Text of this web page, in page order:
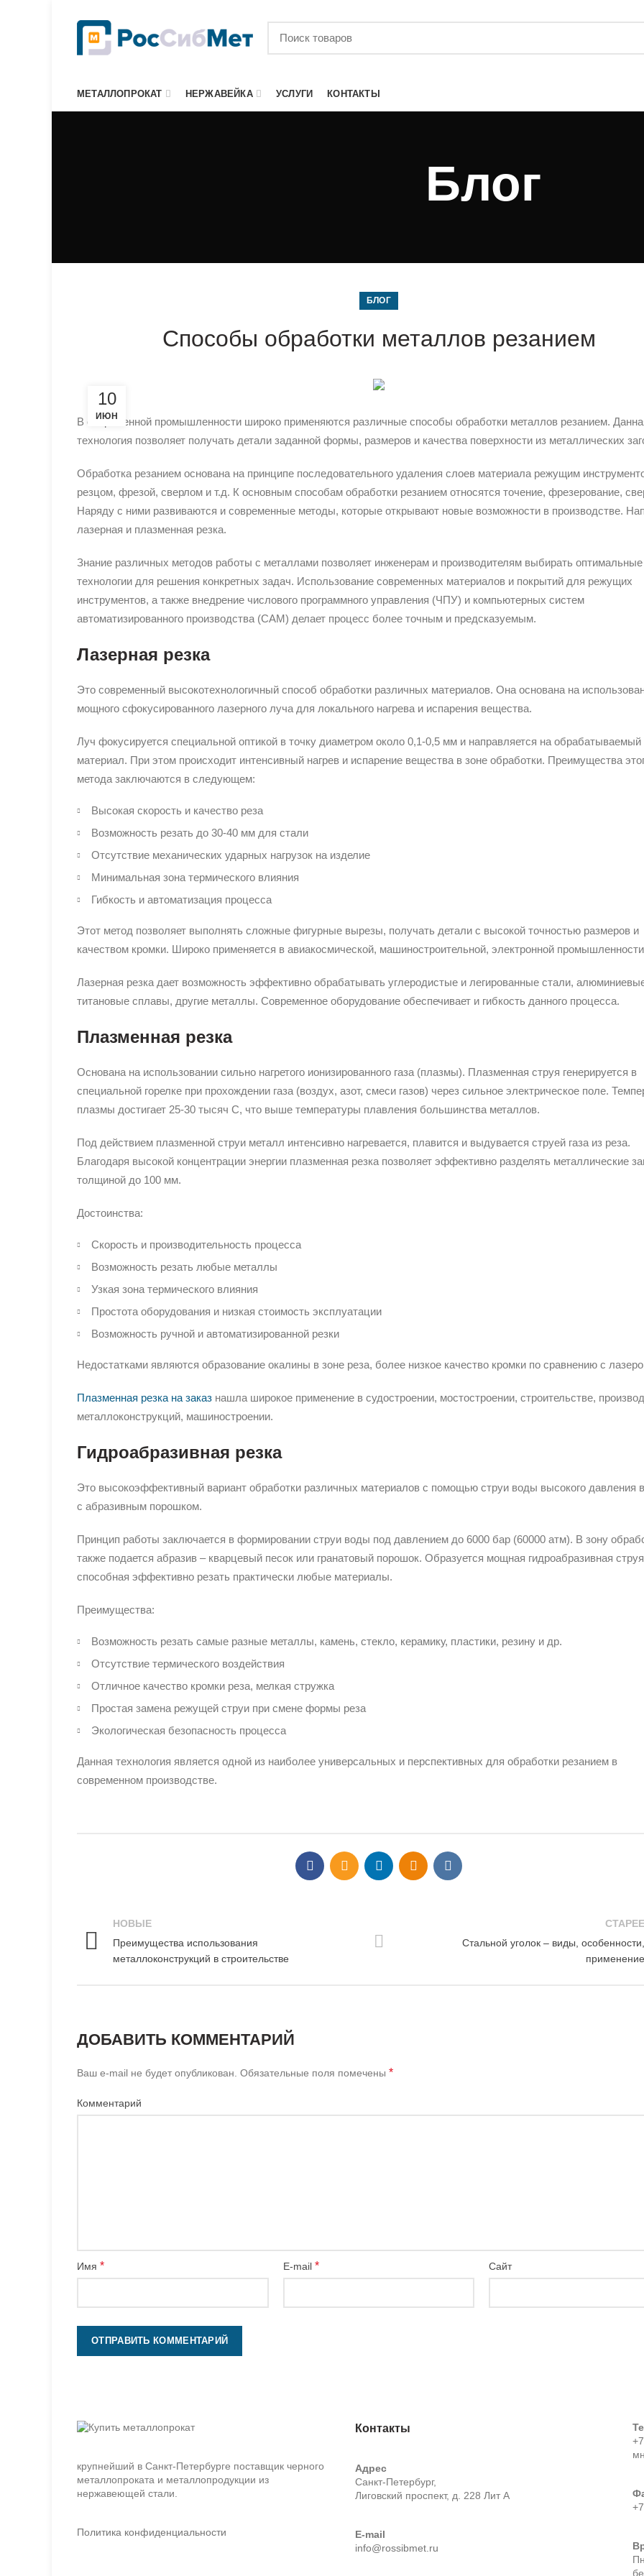
МЕТАЛЛОПРОКАТ НЕРЖАВЕЙКА УСЛУГИ КОНТАКТЫ
Блог
БЛОГ
Способы обработки металлов резанием
10
ИЮН
В современной промышленности широко применяются различные способы обработки металлов резанием.
технология позволяет получать детали заданной формы, размеров и качества поверхности из металлических
Обработка резанием основана на принципе последовательного удаления слоев материала режущим
резцом, фрезой, сверлом и т.д. К основным способам обработки резанием относятся точение, фрезерование,
Наряду с ними развиваются и современные методы, которые открывают новые возможности в производстве.
лазерная и плазменная резка.
Знание различных методов работы с металлами позволяет инженерам и производителям выбирать оптимальные
технологии для решения конкретных задач. Использование современных материалов и покрытий для режущих
инструментов, а также внедрение числового программного управления (ЧПУ) и компьютерных систем
автоматизированного производства (CAM) делает процесс более точным и предсказуемым.
Лазерная резка
Это современный высокотехнологичный способ обработки различных материалов. Она основана на
мощного сфокусированного лазерного луча для локального нагрева и испарения вещества.
Луч фокусируется специальной оптикой в точку диаметром около 0,1-0,5 мм и направляется на обрабатываемый
материал. При этом происходит интенсивный нагрев и испарение вещества в зоне обработки. Преимущества
метода заключаются в следующем:
Высокая скорость и качество реза
Возможность резать до 30-40 мм для стали
Отсутствие механических ударных нагрузок на изделие
Минимальная зона термического влияния
Гибкость и автоматизация процесса
Этот метод позволяет выполнять сложные фигурные вырезы, получать детали с высокой точностью размеров и
качеством кромки. Широко применяется в авиакосмической, машиностроительной, электронной
Лазерная резка дает возможность эффективно обрабатывать углеродистые и легированные стали,
титановые сплавы, другие металлы. Современное оборудование обеспечивает и гибкость данного процесса.
Плазменная резка
Основана на использовании сильно нагретого ионизированного газа (плазмы). Плазменная струя генерируется в
специальной горелке при прохождении газа (воздух, азот, смеси газов) через сильное электрическое поле.
плазмы достигает 25-30 тысяч C, что выше температуры плавления большинства металлов.
Под действием плазменной струи металл интенсивно нагревается, плавится и выдувается струей газа из реза.
Благодаря высокой концентрации энергии плазменная резка позволяет эффективно разделять металлические
толщиной до 100 мм.
Достоинства:
Скорость и производительность процесса
Возможность резать любые металлы
Узкая зона термического влияния
Простота оборудования и низкая стоимость эксплуатации
Возможность ручной и автоматизированной резки
Недостатками являются образование окалины в зоне реза, более низкое качество кромки по сравнению с
Плазменная резка на заказ нашла широкое применение в судостроении, мостостроении, строительстве,
металлоконструкций, машиностроении.
Гидроабразивная резка
Это высокоэффективный вариант обработки различных материалов с помощью струи воды высокого давления
с абразивным порошком.
Принцип работы заключается в формировании струи воды под давлением до 6000 бар (60000 атм). В зону
также подается абразив – кварцевый песок или гранатовый порошок. Образуется мощная гидроабразивная
способная эффективно резать практически любые материалы.
Преимущества:
Возможность резать самые разные металлы, камень, стекло, керамику, пластики, резину и др.
Отсутствие термического воздействия
Отличное качество кромки реза, мелкая стружка
Простая замена режущей струи при смене формы реза
Экологическая безопасность процесса
Данная технология является одной из наиболее универсальных и перспективных для обработки резанием в
современном производстве.
НОВЫЕ
Преимущества использования
металлоконструкций в строительстве
СТАРЕЕ
Стальной уголок – виды, особенности,
применение
ДОБАВИТЬ КОММЕНТАРИЙ
Ваш e-mail не будет опубликован. Обязательные поля помечены *
Комментарий
Имя * E-mail * Сайт
крупнейший в Санкт-Петербурге поставщик черного
металлопроката и металлопродукции из
нержавеющей стали.
Политика конфиденциальности
Контакты
Адрес
Санкт-Петербург,
Лиговский проспект, д. 228 Лит А
E-mail
info@rossibmet.ru